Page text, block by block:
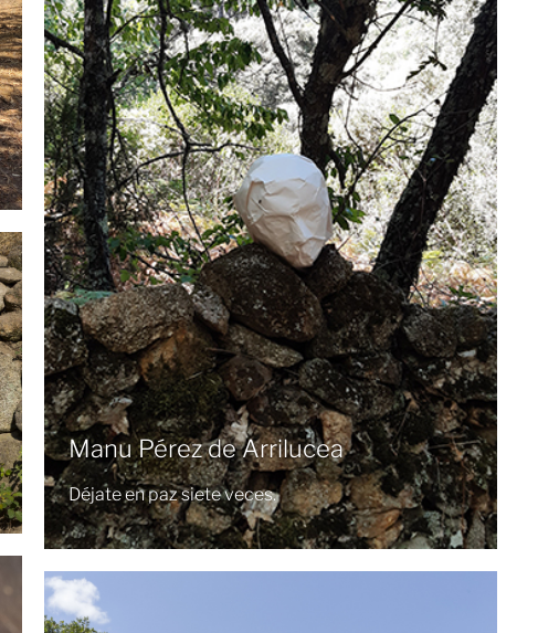
Manu Pérez de Arrilucea
Déjate en paz siete veces.